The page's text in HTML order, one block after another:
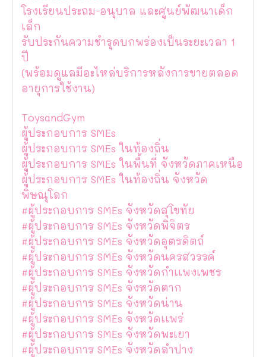
โรงเรียนประถม-อนุบาล และศูนย์พัฒนาเด็ก
เล็ก
รับประกันความชำรุดบกพร่องเป็นระยะเวลา 1
ปี
(พร้อมดูแลมีอะไหล่บริการหลังการขายตลอด
อายุการใช้งาน)
ToysandGym
ผู้ประกอบการ SMEs
ผู้ประกอบการ SMEs ในท้องถิ่น
ผู้ประกอบการ SMEs ในพื้นที่ จังหวัดภาคเหนือ
ผู้ประกอบการ SMEs ในท้องถิ่น จังหวัด
พิษณุโลก
#ผู้ประกอบการ SMEs จังหวัดสุโขทัย
#ผู้ประกอบการ SMEs จังหวัดพิจิตร
#ผู้ประกอบการ SMEs จังหวัดอุตรดิตถ์
#ผู้ประกอบการ SMEs จังหวัดนครสวรรค์
#ผู้ประกอบการ SMEs จังหวัดกำเเพงเพชร
#ผู้ประกอบการ SMEs จังหวัดตาก
#ผู้ประกอบการ SMEs จังหวัดน่าน
#ผู้ประกอบการ SMEs จังหวัดเเพร่
#ผู้ประกอบการ SMEs จังหวัดพะเยา
#ผู้ประกอบการ SMEs จังหวัดลำปาง